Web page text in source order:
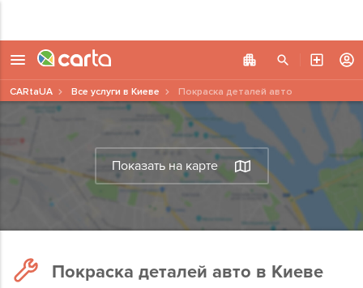
Показать на карте
CARtaUA Все услуги в Киеве Покраска деталей авто
Покраска деталей авто в Киеве